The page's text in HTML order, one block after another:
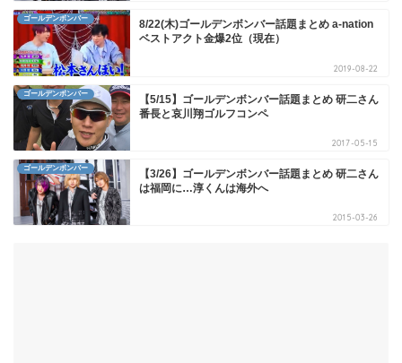
ゴールデンボンバー
8/22(木)ゴールデンボンバー話題まとめ a-nation
ベストアクト金爆2位（現在）
2019-08-22
ゴールデンボンバー
【5/15】ゴールデンボンバー話題まとめ 研二さん
番長と哀川翔ゴルフコンペ
2017-05-15
ゴールデンボンバー
【3/26】ゴールデンボンバー話題まとめ 研二さん
は福岡に…淳くんは海外へ
2015-03-26